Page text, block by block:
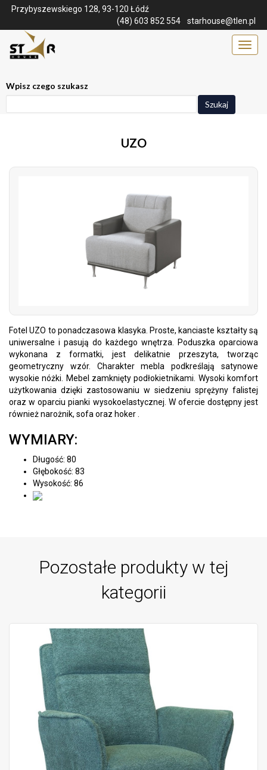
Przybyszewskiego 128, 93-120 Łódź
(48) 603 852 554
starhouse@tlen.pl
Menu
Wpisz czego szukasz
Szukaj
UZO
Fotel UZO to ponadczasowa klasyka. Proste, kanciaste kształty są
uniwersalne i pasują do każdego wnętrza. Poduszka oparciowa
wykonana z formatki, jest delikatnie przeszyta, tworząc
geometryczny wzór. Charakter mebla podkreślają satynowe
wysokie nóżki. Mebel zamknięty podłokietnikami. Wysoki komfort
użytkowania dzięki zastosowaniu w siedzeniu sprężyny falistej
oraz w oparciu pianki wysokoelastycznej. W ofercie dostępny jest
również narożnik, sofa oraz hoker .
WYMIARY:
Długość: 80
Głębokość: 83
Wysokość: 86
Pozostałe produkty w tej
kategorii